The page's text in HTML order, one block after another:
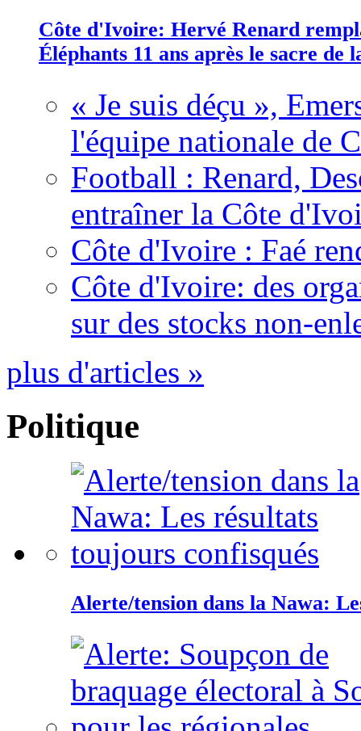
Côte d'Ivoire: Hervé Renard
Éléphants 11 ans après le sacre de
« Je suis déçu »,
l'équipe nationale de
Football : Renard,
entraîner la Côte
Côte d'Ivoire : Faé
Côte d'Ivoire: des
sur des stocks non-
plus d'articles »
Politique
Alerte/tension dans la Nawa: